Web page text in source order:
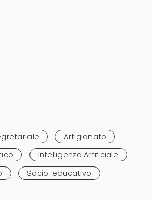
Artigianato
Intelligenza Artificiale
Socio-educativo